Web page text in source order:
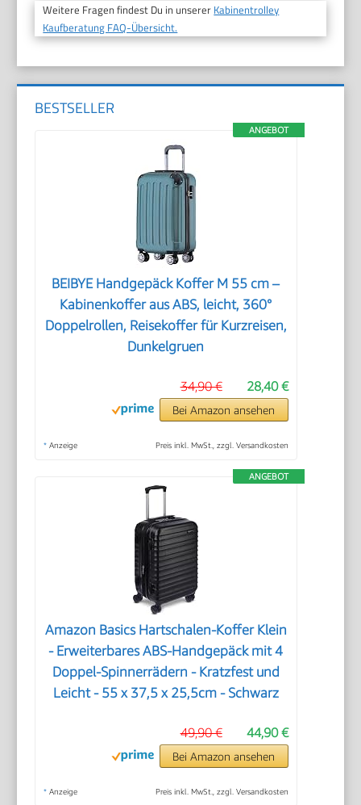
Weitere Fragen findest Du in unserer Kabinentrolley
Kaufberatung FAQ-Übersicht.
BESTSELLER
ANGEBOT
BEIBYE Handgepäck Koffer M 55 cm –
Kabinenkoffer aus ABS, leicht, 360°
Doppelrollen, Reisekoffer für Kurzreisen,
Dunkelgruen
28,40 €
34,90 €
Bei Amazon ansehen
* Anzeige Preis inkl. MwSt., zzgl. Versandkosten
ANGEBOT
Amazon Basics Hartschalen-Koffer Klein
- Erweiterbares ABS-Handgepäck mit 4
Doppel-Spinnerrädern - Kratzfest und
Leicht - 55 x 37,5 x 25,5cm - Schwarz
44,90 €
49,90 €
Bei Amazon ansehen
* Anzeige Preis inkl. MwSt., zzgl. Versandkosten